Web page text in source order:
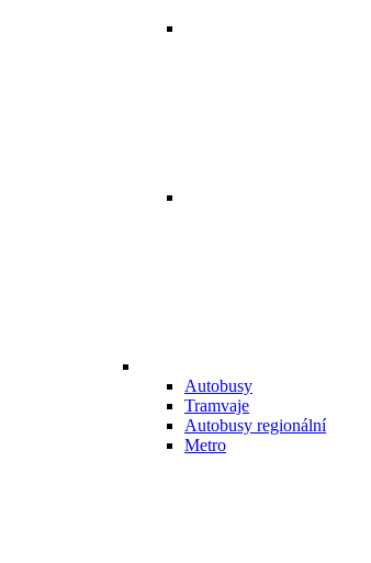
Autobusy
Tramvaje
Autobusy regionální
Metro